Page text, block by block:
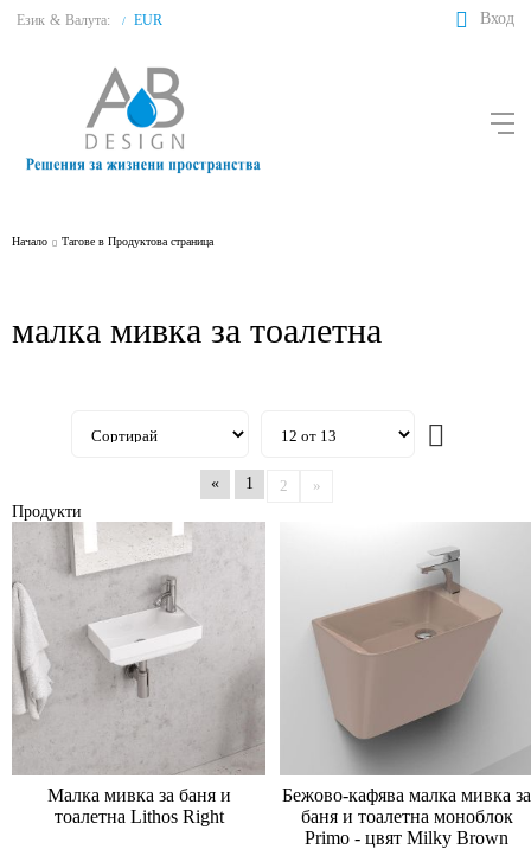
Език & Валута: / EUR Вход
Начало Тагове в Продуктова страница
малка мивка за тоалетна
« 1 2
»
Продукти
Малка мивка за баня и
тоалетна Lithos Right
Бежово-кафява малка мивка за
баня и тоалетна моноблок
Primo - цвят Milky Brown